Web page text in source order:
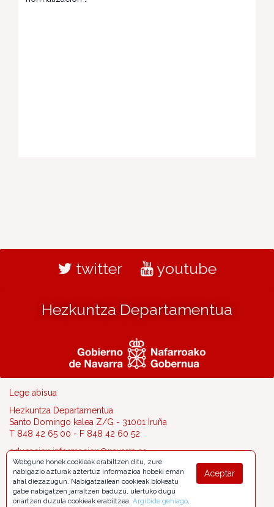
twitter youtube
Hezkuntza Departamentua
Lege abisua
Hezkuntza Departamentua
Santo Domingo kalea Z/G - 31001 Iruña
T 848 42 65 00 - F 848 42 60 52
educacion.informacion@navarra.es
Aceptar
Webgune honek cookieak erabiltzen ditu, zure
nabigazio azturak aztertuz informazioa hobeki eman
ahal diezazugun. Nabigatzailean cookieak blokeatu
gabe nabigatzen jarraitzen baduzu, ulertuko dugu
onartzen duzula cookieak erabiltzea. Argibide gehiago.